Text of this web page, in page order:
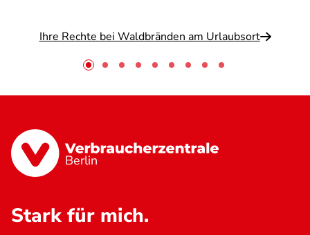
Ihre Rechte bei Waldbränden am Urlaubsort
Berlin
Stark für mich.